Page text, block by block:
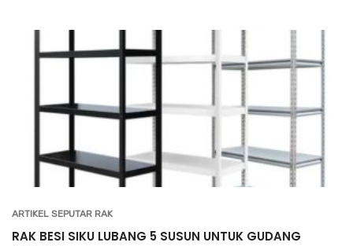
ARTIKEL SEPUTAR RAK
RAK BESI SIKU LUBANG 5 SUSUN UNTUK GUDANG